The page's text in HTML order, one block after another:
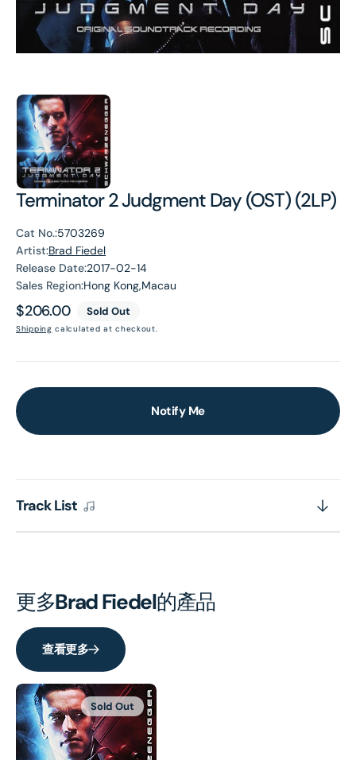
Terminator 2 Judgment Day (OST) (2LP)
Cat No.:5703269
Artist:Brad Fiedel
Release Date:2017-02-14
Sales Region:Hong Kong,Macau
Regular
price
$206.00 Sold Out
Shipping calculated at checkout.
Notify Me
Track List
更多Brad Fiedel的產品
查看更多
Sold Out